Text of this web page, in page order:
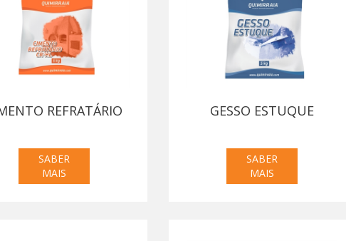
REFRATÁRIO
SABER
MAIS
GESSO ESTUQUE
SABER
MAIS